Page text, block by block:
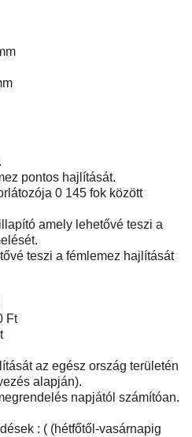
pontos hajlítását.
0 145 fok között
amely lehetővé teszi a
teszi a fémlemez hajlítását
Ft
az egész ország területén
alapján).
napjától számítóan.
: ( (hétfőtől-vasárnapig